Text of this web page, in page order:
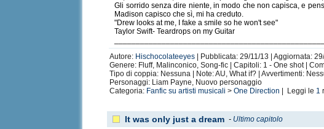
Gli sorrido senza dire niente, in modo che non capisca, e
Madison capisco che sì, mi ha creduto.
"Drew looks at me, I fake a smile so he won't see"
Taylor Swift- Teardrops on my Guitar
Autore: Hischocolateeyes | Pubblicata: 29/11/13 | Aggiornata:
Genere: Fluff, Malinconico, Song-fic | Capitoli: 1 - One shot |
Tipo di coppia: Nessuna | Note: AU, What if? | Avvertimenti:
Personaggi: Liam Payne, Nuovo personaggio
Categoria: Fanfic su artisti musicali >One Direction | Leggi le 1
It was only just a dream - Ultimo capitolo